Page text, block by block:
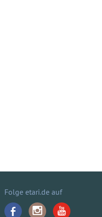
Folge etari.de auf